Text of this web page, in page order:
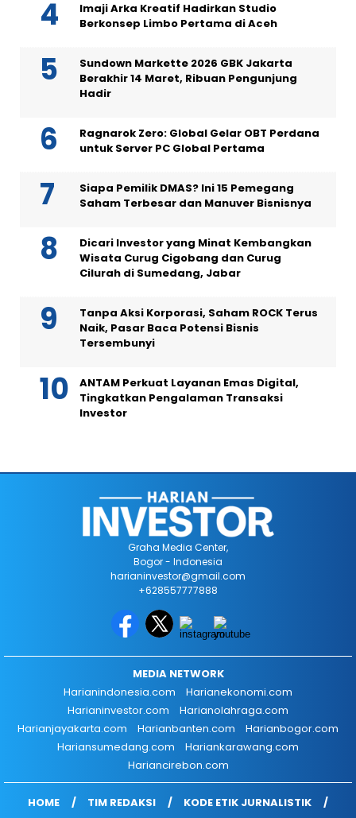
Imaji Arka Kreatif Hadirkan Studio
Berkonsep Limbo Pertama di Aceh
Sundown Markette 2026 GBK Jakarta
Berakhir 14 Maret, Ribuan Pengunjung
Hadir
Ragnarok Zero: Global Gelar OBT Perdana
untuk Server PC Global Pertama
Siapa Pemilik DMAS? Ini 15 Pemegang
Saham Terbesar dan Manuver Bisnisnya
Dicari Investor yang Minat Kembangkan
Wisata Curug Cigobang dan Curug
Cilurah di Sumedang, Jabar
Tanpa Aksi Korporasi, Saham ROCK Terus
Naik, Pasar Baca Potensi Bisnis
Tersembunyi
ANTAM Perkuat Layanan Emas Digital,
Tingkatkan Pengalaman Transaksi
Investor
Graha Media Center,
Bogor - Indonesia
harianinvestor@gmail.com
+628557777888
MEDIA NETWORK
Harianindonesia.com
Harianekonomi.com
Harianinvestor.com
Harianolahraga.com
Harianjayakarta.com
Harianbanten.com
Harianbogor.com
Hariansumedang.com
Hariankarawang.com
Hariancirebon.com
HOME TIM REDAKSI KODE ETIK JURNALISTIK